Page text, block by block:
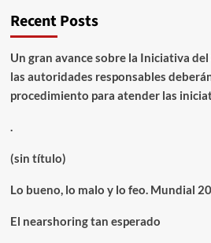
Recent Posts
Un gran avance sobre la Iniciativa
las autoridades responsables
procedimiento para atender las
.
(sin título)
Lo bueno, lo malo y lo feo. Mundial
El nearshoring tan esperado